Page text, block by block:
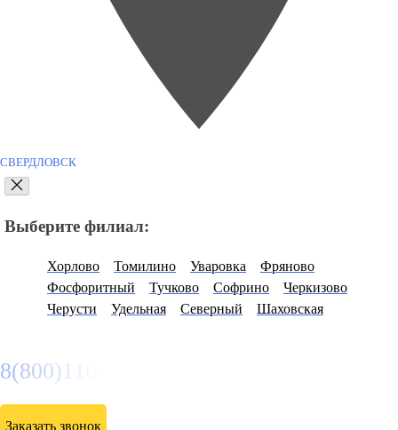
СВЕРДЛОВСК
Выберите филиал:
Хорлово Томилино Уваровка
Фряново
Фосфоритный
Тучково Софрино
Черкизово
Черусти
Удельная Северный Шаховская
8(800)116472
Заказать звонок